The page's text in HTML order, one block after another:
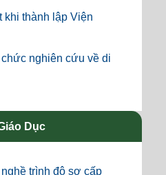
khi thành lập Viện
nghiên cứu về di
Dục
trình độ sơ cấp